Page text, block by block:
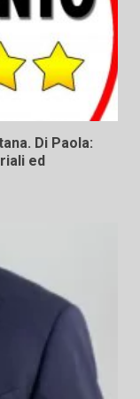
Di Paola:
ed